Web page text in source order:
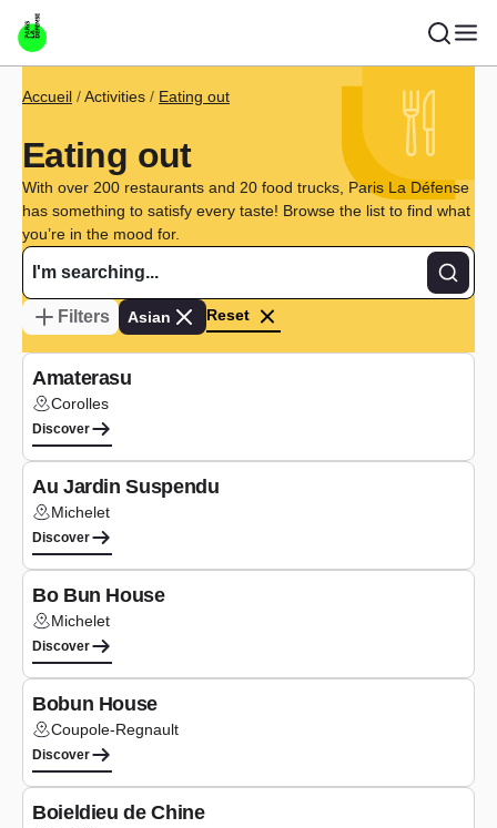
Skip to main content
Breadcrumb
Accueil Activities Eating out
Eating out
With over 200 restaurants and 20 food trucks, Paris La Défense
has something to satisfy every taste! Browse the list to find what
you’re in the mood for.
Filters Asian Reset
Amaterasu
Lieu :Corolles
Discover
Au Jardin Suspendu
Lieu :Michelet
Discover
Bo Bun House
Lieu :Michelet
Discover
Bobun House
Lieu :Coupole-Regnault
Discover
Boieldieu de Chine